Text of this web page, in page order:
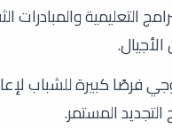
التعليمية والمبادرات
فرصًا كبيرة للشباب
التجديد المستمر.